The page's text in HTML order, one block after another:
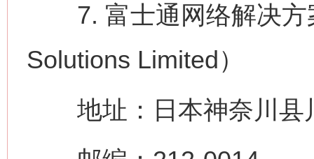
7. 富士通网络解决方
Solutions Limited）
地址：日本神奈川县